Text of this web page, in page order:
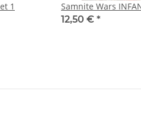
1
Samnite Wars
12,50 € *